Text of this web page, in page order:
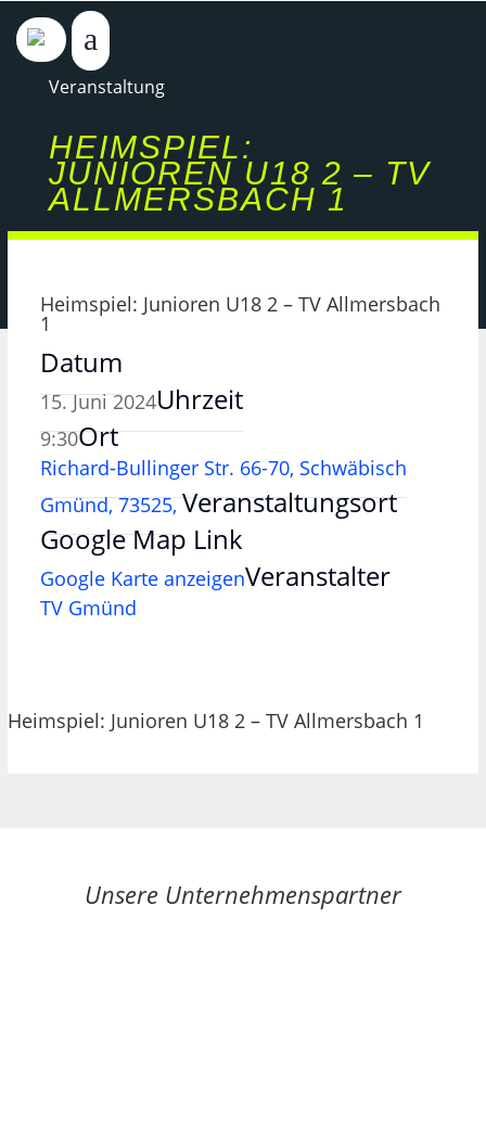
Veranstaltung
HEIMSPIEL:
JUNIOREN U18 2 – TV
ALLMERSBACH 1
Heimspiel: Junioren U18 2 – TV Allmersbach
1
Datum
15. Juni 2024Uhrzeit
9:30Ort
Richard-Bullinger Str. 66-70, Schwäbisch
Gmünd, 73525,Veranstaltungsort
Google Map Link
Google Karte anzeigenVeranstalter
TV Gmünd
Heimspiel: Junioren U18 2 – TV Allmersbach 1
Unsere Unternehmenspartner